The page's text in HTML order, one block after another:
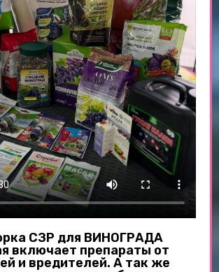
СЗР для ВИНОГРАДА
включает препараты от
и вредителей. А так же